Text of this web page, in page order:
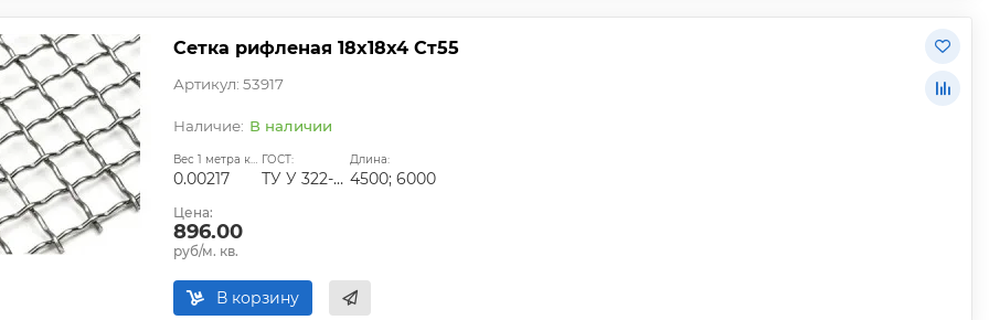
Сетка рифленая 18х18х4 Ст55
Артикул: 53917
В наличии
Вес 1 метра квадратного, т:
0.00217
ГОСТ:
ТУ У 322-00191264-012-2001
Длина:
4500; 6000
Цена:
896.00
руб/м. кв.
В корзину